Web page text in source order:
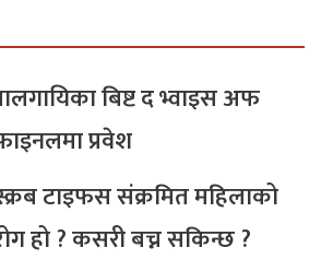
बिष्ट द भ्वाइस अफ
प्रवेश
टाइफस संक्रमित महिलाको
हो ? कसरी बच्न सकिन्छ ?